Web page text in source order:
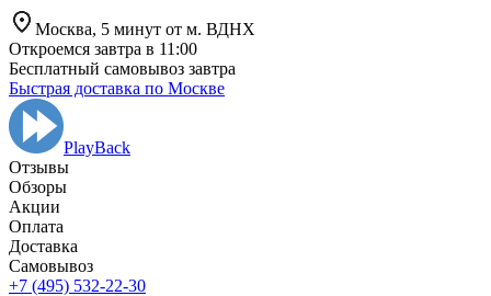
Москва, 5 минут от м. ВДНХ
Откроемся завтра в 11:00
Бесплатный самовывоз завтра
Быстрая доставка по Москве
PlayBack
Отзывы
Обзоры
Aкции
Оплата
Доставка
Самовывоз
+7 (495) 532-22-30